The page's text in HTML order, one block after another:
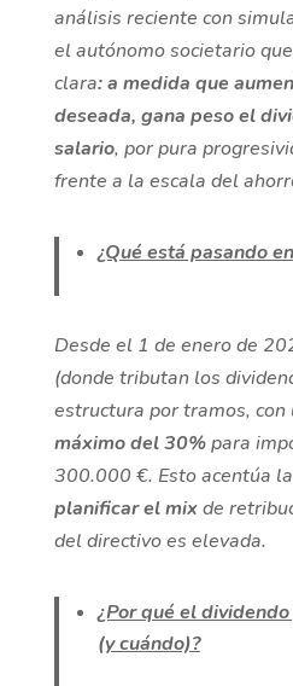
análisis reciente con
el autónomo societario
clara: a medida que
deseada, gana peso el
salario, por pura
frente a la escala del
¿Qué está pasando
Desde el 1 de enero de
(donde tributan los
estructura por tramos, con
máximo del 30%para
300.000 €. Esto acentúa
planificar el mixde
del directivo es elevada.
¿Por qué el
(y cuándo)?